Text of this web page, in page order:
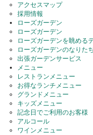
アクセスマップ
採用情報
ローズガーデン
ローズガーデン
ローズガーデンを眺める
ローズガーデンのなりた
出張ガーデンサービス
メニュー
レストランメニュー
お得なランチメニュー
グランドメニュー
キッズメニュー
記念日でご利用のお客様
アルコール
ワインメニュー